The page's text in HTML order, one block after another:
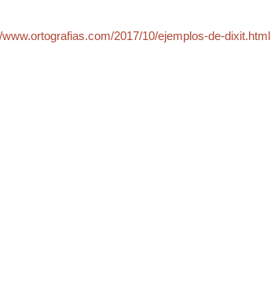
www.ortografias.com/2017/10/ejemplos-de-dixit.html